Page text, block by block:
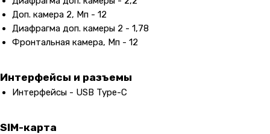
Доп. камера 2, Мп - 12
Диафрагма доп. камеры 2 - 1,78
Фронтальная камера, Мп - 12
Интерфейсы и разъемы
Интерфейсы - USB Type-C
SIM-карта